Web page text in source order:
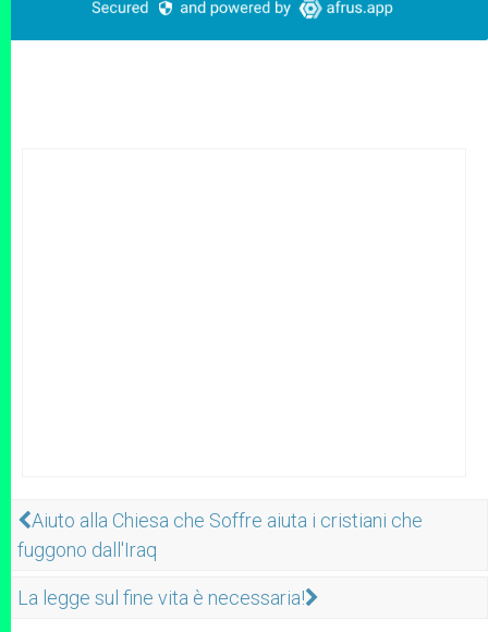
Aiuto alla Chiesa che Soffre aiuta i cristiani che
fuggono dall'Iraq
La legge sul fine vita è necessaria!